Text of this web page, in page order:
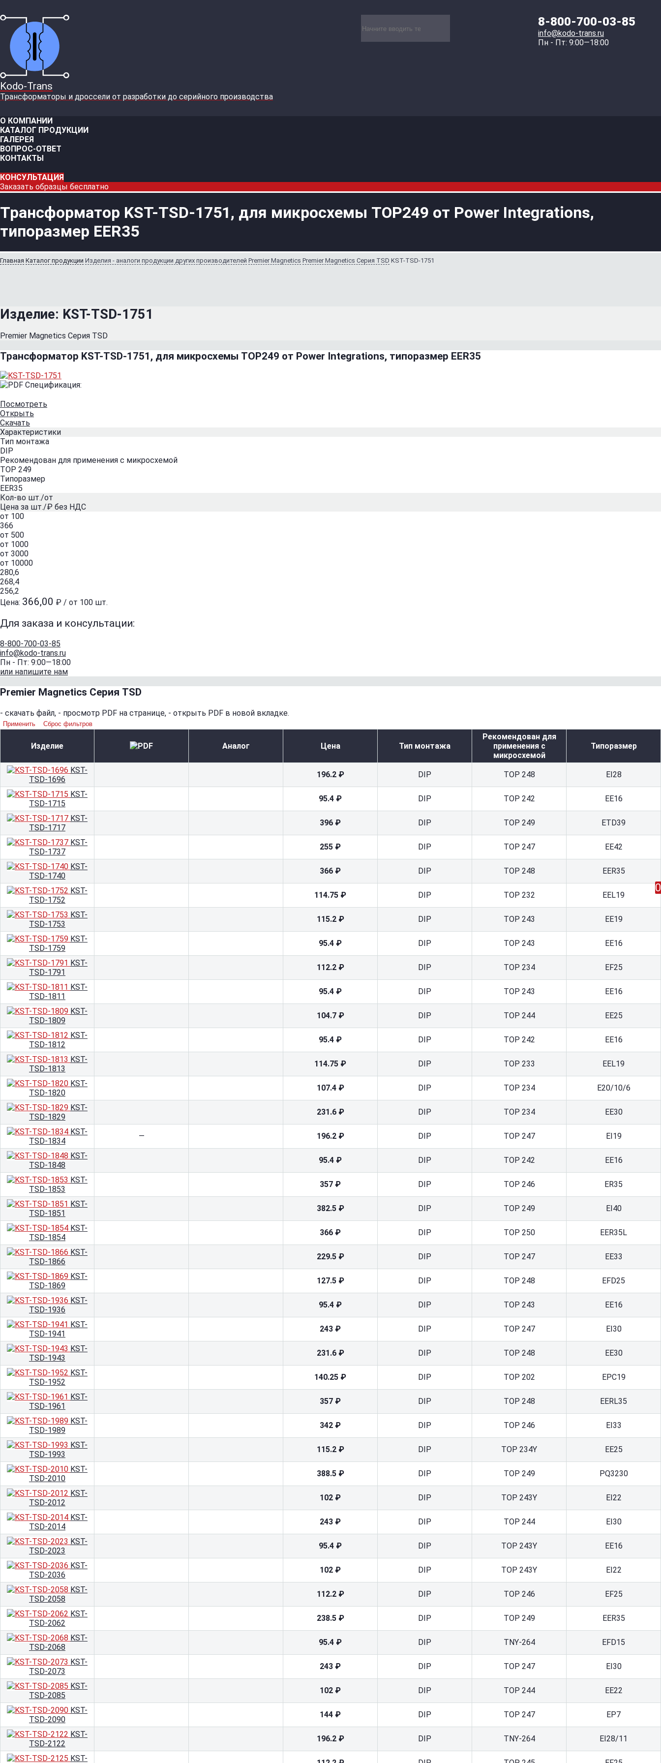
Kodo-Trans
Трансформаторы и дроссели от разработки до серийного производства
8-800-700-03-85
info@kodo-trans.ru
Пн - Пт: 9:00—18:00
О КОМПАНИИ
КАТАЛОГ ПРОДУКЦИИ
ГАЛЕРЕЯ
ВОПРОС-ОТВЕТ
КОНТАКТЫ
КОНСУЛЬТАЦИЯ
Заказать образцы бесплатно
Трансформатор KST-TSD-1751, для микросхемы TOP249 от Power Integrations,
типоразмер EER35
Главная Каталог продукции Изделия - аналоги продукции других производителей Premier Magnetics Premier Magnetics Серия TSD KST-TSD-1751
Изделие: KST-TSD-1751
Premier Magnetics Серия TSD
Трансформатор KST-TSD-1751, для микросхемы TOP249 от Power Integrations, типоразмер EER35
Спецификация:
Посмотреть
Открыть
Скачать
Характеристики
Тип монтажа
DIP
Рекомендован для применения с микросхемой
TOP 249
Типоразмер
EER35
Кол-во шт./от
Цена за шт./₽ без НДС
от 100
366
от 500
от 1000
от 3000
от 10000
280,6
268,4
256,2
Цена: 366,00 ₽ / от 100 шт.
Для заказа и консультации:
8-800-700-03-85
info@kodo-trans.ru
Пн - Пт: 9:00—18:00
или напишите нам
Premier Magnetics Серия TSD
- скачать файл, - просмотр PDF на странице, - открыть PDF в новой вкладке.
Применить Сброс фильтров
Изделие Аналог Цена Тип монтажа
Рекомендован для
применения с
микросхемой
Типоразмер
KST-
TSD-1696
196.2 ₽ DIP TOP 248 EI28
KST-
TSD-1715
95.4 ₽ DIP TOP 242 EE16
KST-
TSD-1717
396 ₽ DIP TOP 249 ETD39
KST-
TSD-1737
255 ₽ DIP TOP 247 ЕE42
KST-
TSD-1740
366 ₽ DIP TOP 248 EER35
KST-
TSD-1752
114.75 ₽ DIP TOP 232 EEL19
KST-
TSD-1753
115.2 ₽ DIP TOP 243 EE19
KST-
TSD-1759
95.4 ₽ DIP TOP 243 ЕЕ16
KST-
TSD-1791
112.2 ₽ DIP TOP 234 EF25
KST-
TSD-1811
95.4 ₽ DIP TOP 243 ЕЕ16
KST-
TSD-1809
104.7 ₽ DIP TOP 244 EE25
KST-
TSD-1812
95.4 ₽ DIP TOP 242 ЕЕ16
KST-
TSD-1813
114.75 ₽ DIP TOP 233 EEL19
KST-
TSD-1820
107.4 ₽ DIP TOP 234 Е20/10/6
KST-
TSD-1829
231.6 ₽ DIP TOP 234 ЕЕ30
KST-
TSD-1834
— 196.2 ₽ DIP TOP 247 EI19
KST-
TSD-1848
95.4 ₽ DIP TOP 242 EE16
KST-
TSD-1853
357 ₽ DIP TOP 246 ER35
KST-
TSD-1851
382.5 ₽ DIP TOP 249 EI40
KST-
TSD-1854
366 ₽ DIP TOP 250 EER35L
KST-
TSD-1866
229.5 ₽ DIP TOP 247 ЕЕ33
KST-
TSD-1869
127.5 ₽ DIP TOP 248 EFD25
KST-
TSD-1936
95.4 ₽ DIP TOP 243 EE16
KST-
TSD-1941
243 ₽ DIP TOP 247 EI30
KST-
TSD-1943
231.6 ₽ DIP TOP 248 ЕE30
KST-
TSD-1952
140.25 ₽ DIP TOP 202 ЕРС19
KST-
TSD-1961
357 ₽ DIP TOP 248 EERL35
KST-
TSD-1989
342 ₽ DIP TOP 246 EI33
KST-
TSD-1993
115.2 ₽ DIP TOP 234Y EE25
KST-
TSD-2010
388.5 ₽ DIP TOP 249 PQ3230
KST-
TSD-2012
102 ₽ DIP TOP 243Y EI22
KST-
TSD-2014
243 ₽ DIP TOP 244 EI30
KST-
TSD-2023
95.4 ₽ DIP TOP 243Y EE16
KST-
TSD-2036
102 ₽ DIP TOP 243Y EI22
KST-
TSD-2058
112.2 ₽ DIP TOP 246 EF25
KST-
TSD-2062
238.5 ₽ DIP TOP 249 EER35
KST-
TSD-2068
95.4 ₽ DIP TNY-264 EFD15
KST-
TSD-2073
243 ₽ DIP TOP 247 EI30
KST-
TSD-2085
102 ₽ DIP TOP 244 EE22
KST-
TSD-2090
144 ₽ DIP TOP 247 EP7
KST-
TSD-2122
196.2 ₽ DIP TNY-264 ЕI28/11
KST-
0